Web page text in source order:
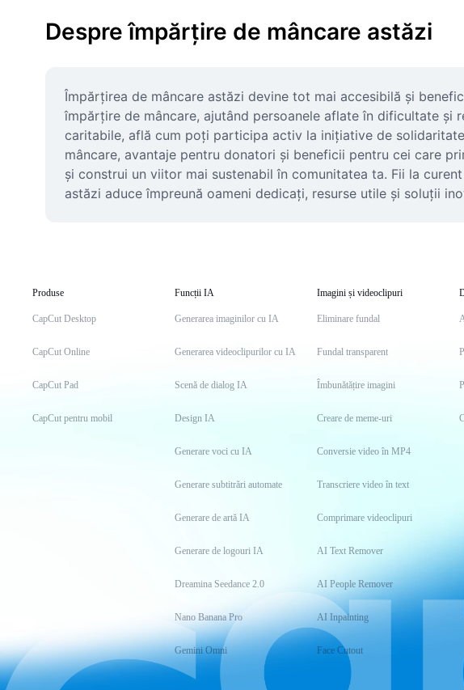
Despre împărțire de mâncare astăzi
Împărțirea de mâncare astăzi devine tot mai accesibilă și
împărțire de mâncare, ajutând persoanele aflate în dificultate și
caritabile, află cum poți participa activ la inițiative de
mâncare, avantaje pentru donatori și beneficii pentru cei care
și construi un viitor mai sustenabil în comunitatea ta. Fii la
astăzi aduce împreună oameni dedicați, resurse utile și soluții
Produse
CapCut Desktop
CapCut Online
CapCut Pad
CapCut pentru mobil
Funcții IA
Generarea imaginilor cu IA
Generarea videoclipurilor cu IA
Scenă de dialog IA
Design IA
Generare voci cu IA
Generare subtitrări automate
Generare de artă IA
Generare de logouri IA
Dreamina Seedance 2.0
Nano Banana Pro
Gemini Omni
Imagini și videoclipuri
Eliminare fundal
Fundal transparent
Îmbunătățire imagini
Creare de meme-uri
Conversie video în MP4
Transcriere video în text
Comprimare videoclipuri
AI Text Remover
AI People Remover
AI Inpainting
Face Cutout